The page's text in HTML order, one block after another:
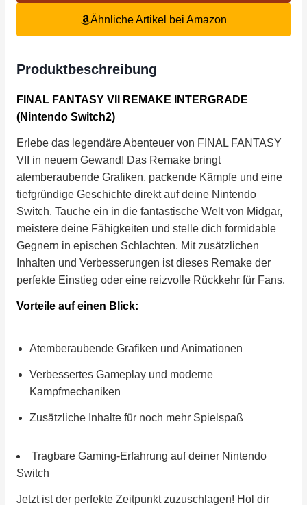
Ähnliche Artikel bei Amazon
Produktbeschreibung
FINAL FANTASY VII REMAKE INTERGRADE
(Nintendo Switch2)
Erlebe das legendäre Abenteuer von FINAL FANTASY
VII in neuem Gewand! Das Remake bringt
atemberaubende Grafiken, packende Kämpfe und eine
tiefgründige Geschichte direkt auf deine Nintendo
Switch. Tauche ein in die fantastische Welt von Midgar,
meistere deine Fähigkeiten und stelle dich formidable
Gegnern in epischen Schlachten. Mit zusätzlichen
Inhalten und Verbesserungen ist dieses Remake der
perfekte Einstieg oder eine reizvolle Rückkehr für Fans.
Vorteile auf einen Blick:
Atemberaubende Grafiken und Animationen
Verbessertes Gameplay und moderne
Kampfmechaniken
Zusätzliche Inhalte für noch mehr Spielspaß
Tragbare Gaming-Erfahrung auf deiner Nintendo
Switch
Jetzt ist der perfekte Zeitpunkt zuzuschlagen! Hol dir